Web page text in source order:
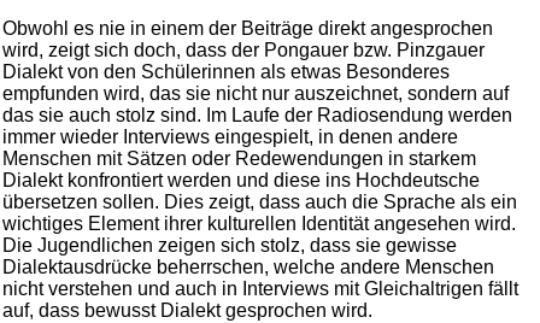
Obwohl es nie in einem der Beiträge direkt angesprochen
wird, zeigt sich doch, dass der Pongauer bzw. Pinzgauer
Dialekt von den Schülerinnen als etwas Besonderes
empfunden wird, das sie nicht nur auszeichnet, sondern auf
das sie auch stolz sind. Im Laufe der Radiosendung werden
immer wieder Interviews eingespielt, in denen andere
Menschen mit Sätzen oder Redewendungen in starkem
Dialekt konfrontiert werden und diese ins Hochdeutsche
übersetzen sollen. Dies zeigt, dass auch die Sprache als ein
wichtiges Element ihrer kulturellen Identität angesehen wird.
Die Jugendlichen zeigen sich stolz, dass sie gewisse
Dialektausdrücke beherrschen, welche andere Menschen
nicht verstehen und auch in Interviews mit Gleichaltrigen fällt
auf, dass bewusst Dialekt gesprochen wird.